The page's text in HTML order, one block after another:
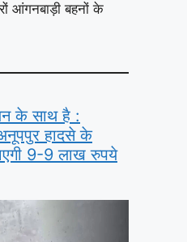
आंगनबाड़ी बहनों के
के साथ है :
हादसे के
9-9 लाख रुपये